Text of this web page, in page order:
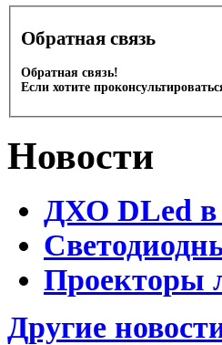
Обратная связь
Обратная связь!
Если хотите
Новости
ДХО DLed в
Проекторы
Другие